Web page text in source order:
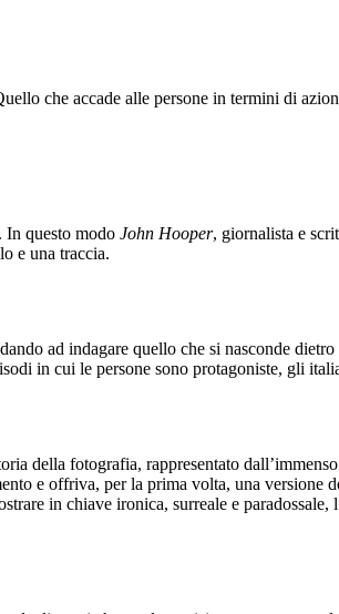
che accade alle persone in termini di
In questo modo John Hooper, giornalista e
e una traccia.
ad indagare quello che si nasconde
in cui le persone sono protagoniste, gli
della fotografia, rappresentato
e offriva, per la prima volta, una
in chiave ironica, surreale e